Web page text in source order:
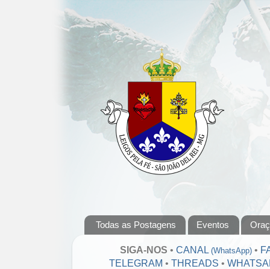
Todas as Postagens Eventos
SIGA-NOS •CANAL(WhatsApp) •
TELEGRAM •THREADS •